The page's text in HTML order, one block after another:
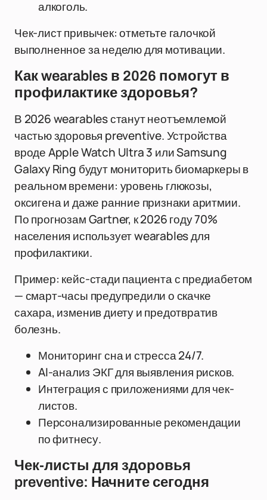
алкоголь.
Чек-лист привычек: отметьте галочкой
выполненное за неделю для мотивации.
Как wearables в 2026 помогут в
профилактике здоровья?
В 2026 wearables станут неотъемлемой
частью здоровья preventive. Устройства
вроде Apple Watch Ultra 3 или Samsung
Galaxy Ring будут мониторить биомаркеры в
реальном времени: уровень глюкозы,
оксигена и даже ранние признаки аритмии.
По прогнозам Gartner, к 2026 году 70%
населения использует wearables для
профилактики.
Пример: кейс-стади пациента с предиабетом
— смарт-часы предупредили о скачке
сахара, изменив диету и предотвратив
болезнь.
Мониторинг сна и стресса 24/7.
AI-анализ ЭКГ для выявления рисков.
Интеграция с приложениями для чек-
листов.
Персонализированные рекомендации
по фитнесу.
Чек-листы для здоровья
preventive: Начните сегодня